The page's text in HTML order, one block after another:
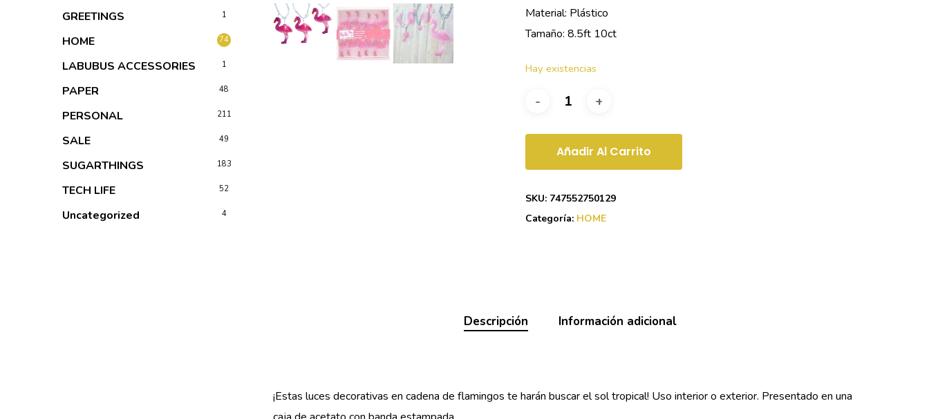
GREETINGS 1
HOME 74
LABUBUS ACCESSORIES 1
PAPER 48
PERSONAL 211
SALE 49
SUGARTHINGS 183
TECH LIFE 52
Uncategorized 4
Material: Plástico
Tamaño: 8.5ft 10ct
Hay existencias
Añadir Al Carrito
SKU: 747552750129
Categoría: HOME
Descripción Información adicional
¡Estas luces decorativas en cadena de flamingos te harán buscar el sol tropical! Uso interior o exterior. Presentado en una